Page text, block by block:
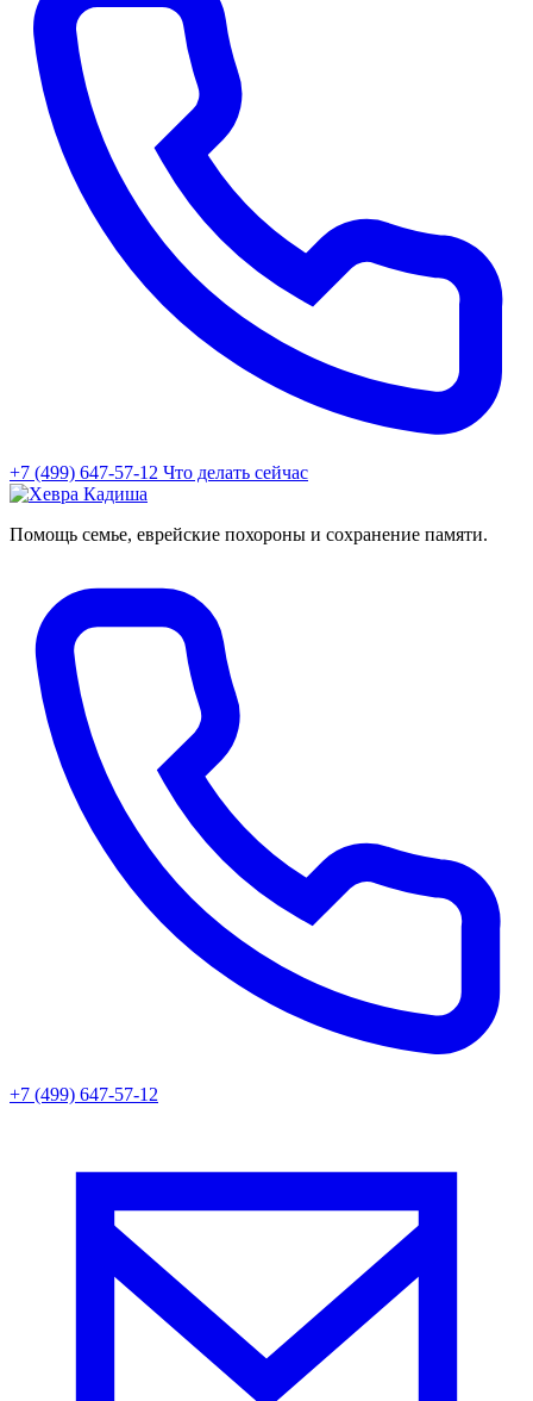
+7 (499) 647-57-12 Что делать сейчас
Помощь семье, еврейские похороны и сохранение памяти.
+7 (499) 647-57-12